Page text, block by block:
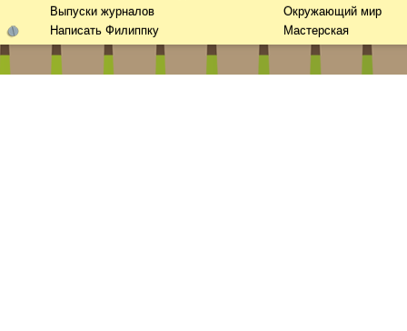
Выпуски журналов
Написать Филиппку
Окружающий мир
Мастерская